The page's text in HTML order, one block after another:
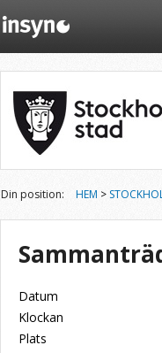
Din position: HEM >
Datum
Klockan
Plats